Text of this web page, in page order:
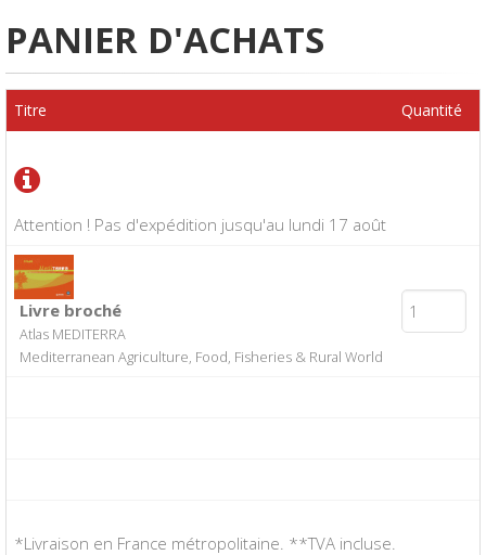
PANIER D'ACHATS
Attention ! Pas d'expédition jusqu'au lundi 17 août
Titre Quantité
Livre broché
Atlas MEDITERRA
Mediterranean Agriculture, Food, Fisheries & Rural World
*Livraison en France métropolitaine. **TVA incluse.